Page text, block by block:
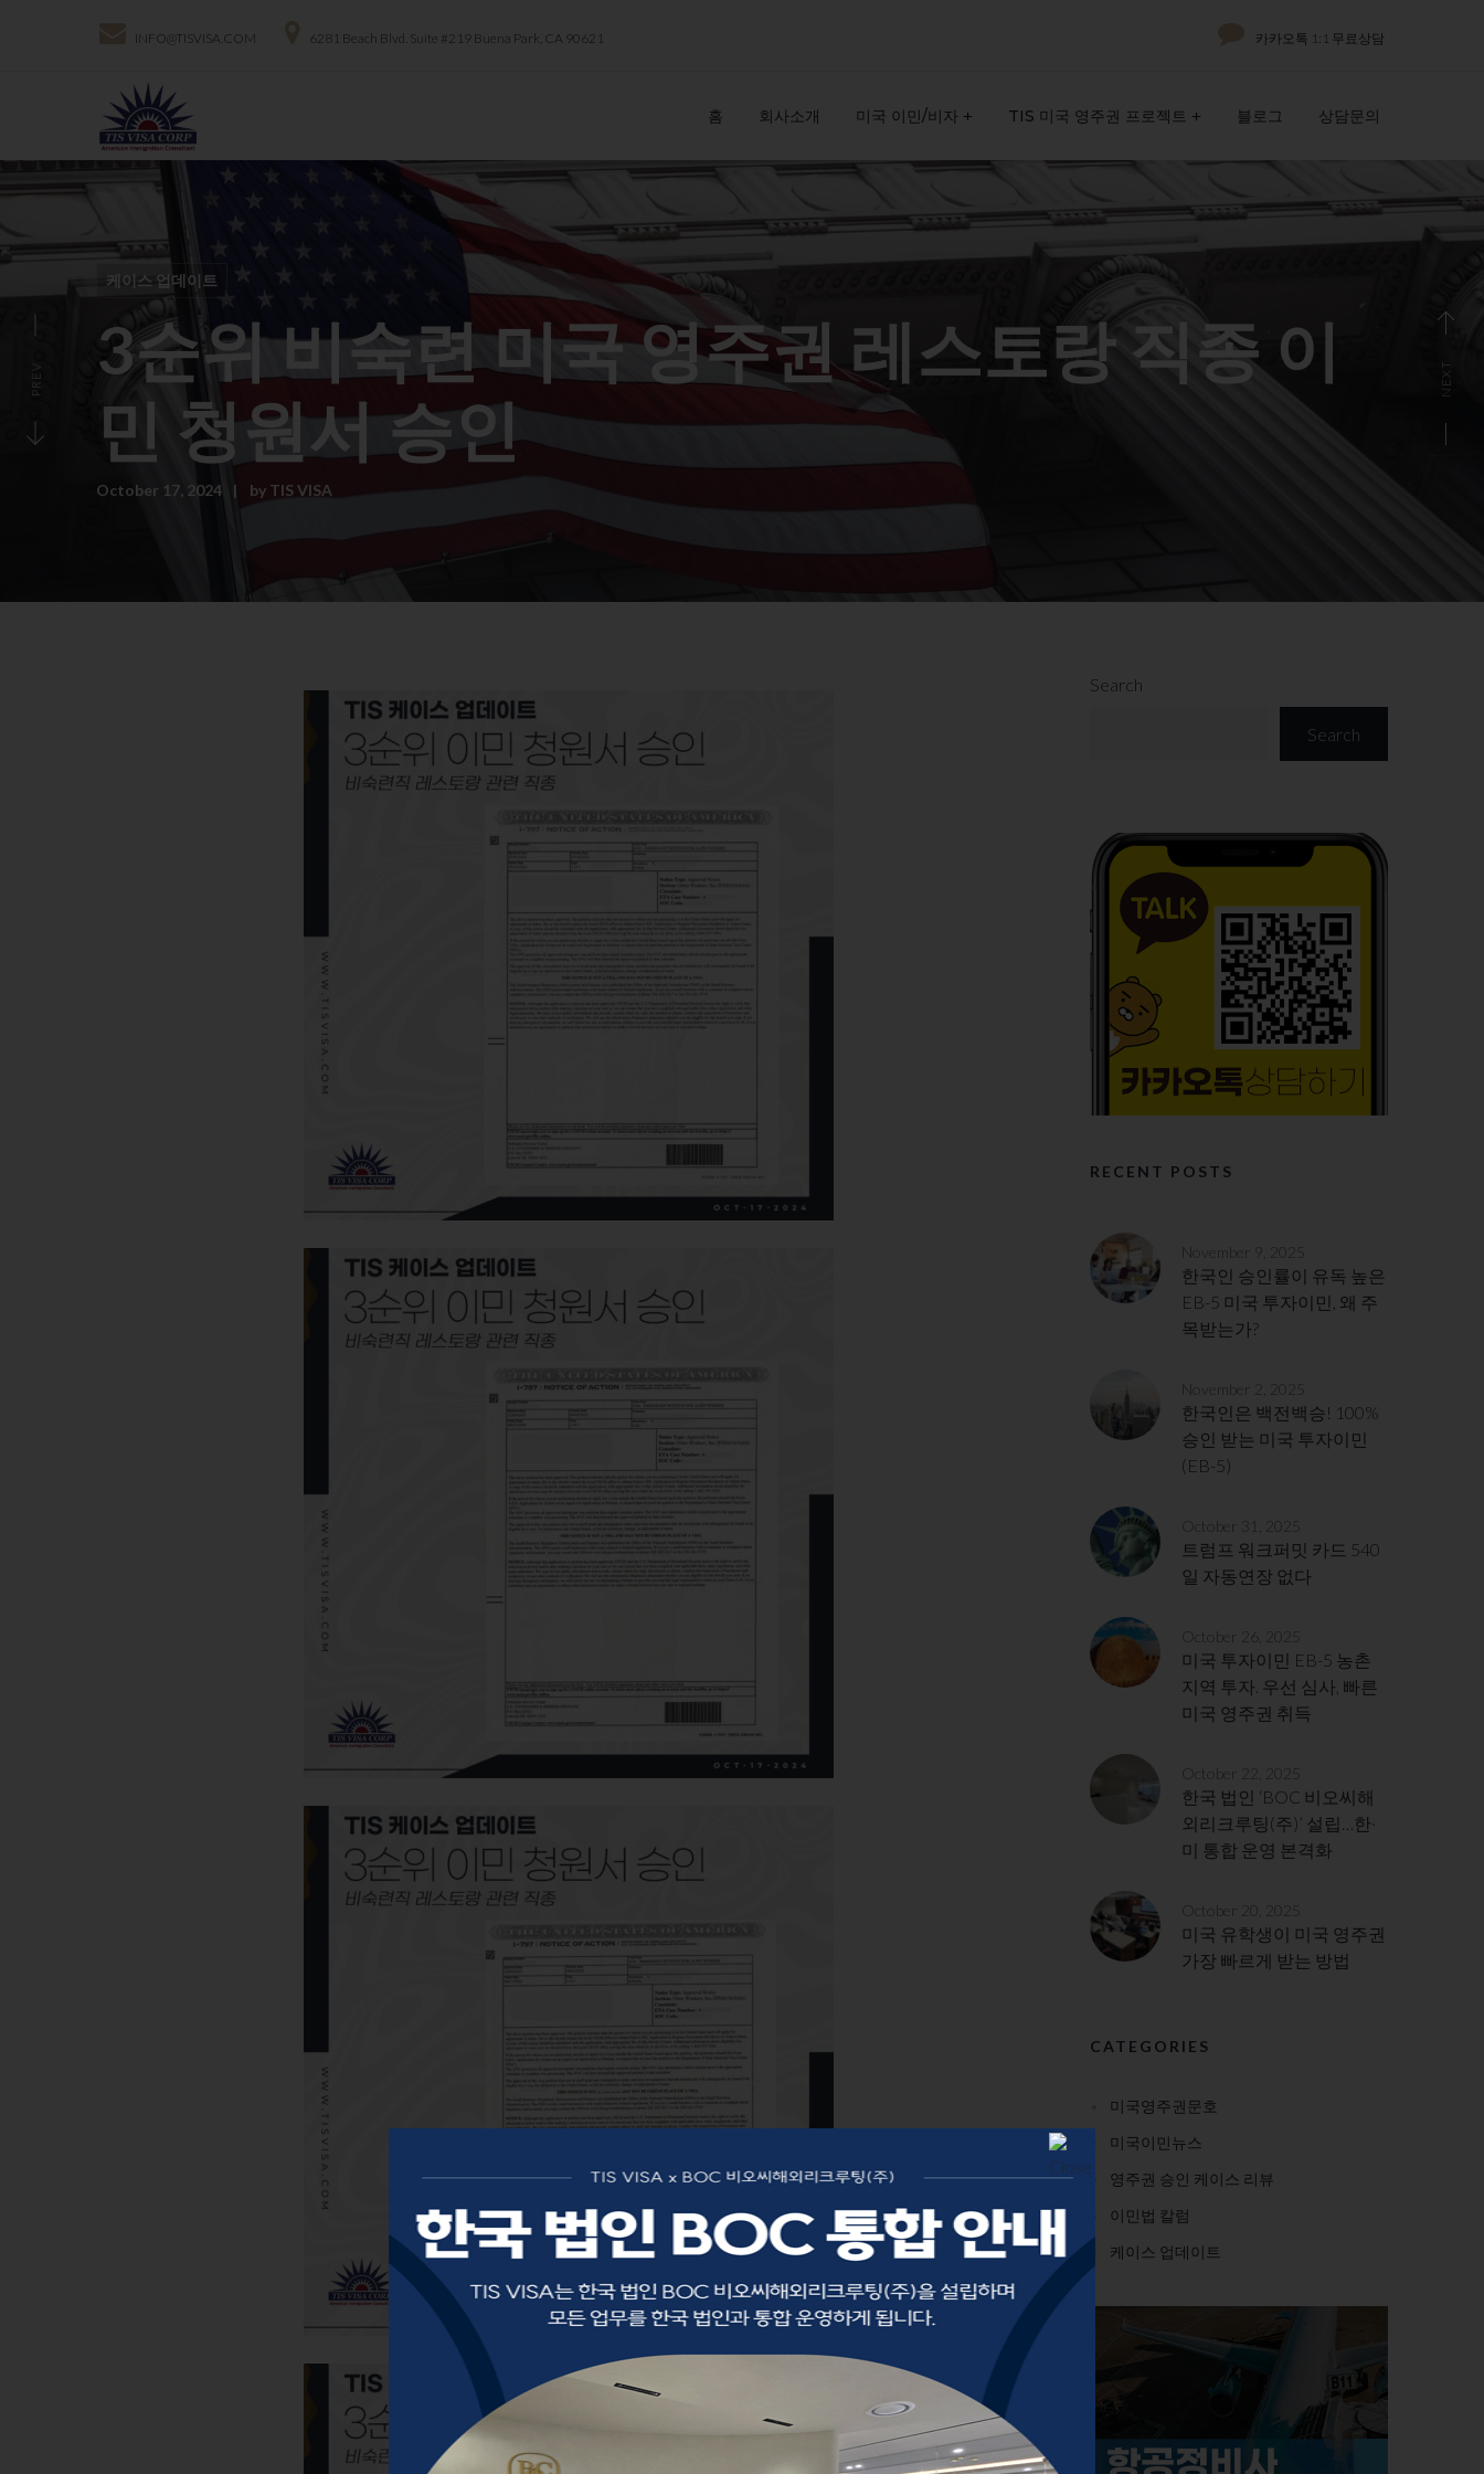
INFO@TISVISA.COM 6281 Beach Blvd. Suite #219 Buena Park, CA 90621 카카오톡 1:1 무료상담
홈 회사소개 미국 이민/비자 TIS 미국 영주권 프로젝트 블로그 상담문의
케이스 업데이트
3순위 비숙련 미국 영주권 레스토랑 직종 이
민 청원서 승인
October 17, 2024 by TIS VISA
PREV NEXT
Search
Search
RECENT POSTS
November 9, 2025
한국인 승인률이 유독 높은
EB-5 미국 투자이민, 왜 주
목받는가?
November 2, 2025
한국인은 백전백승! 100%
승인 받는 미국 투자이민
(EB-5)
October 31, 2025
트럼프 워크퍼밋 카드 540
일 자동연장 없다
October 26, 2025
미국 투자이민 EB-5 농촌
지역 투자. 우선 심사, 빠른
미국 영주권 취득
October 22, 2025
한국 법인 ‘BOC 비오씨해
외리크루팅(주)’ 설립…한·
미 통합 운영 본격화
October 20, 2025
미국 유학생이 미국 영주권
가장 빠르게 받는 방법
CATEGORIES
미국영주권문호
미국이민뉴스
영주권 승인 케이스 리뷰
이민법 칼럼
케이스 업데이트